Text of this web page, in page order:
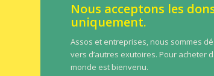
Nous acceptons les
uniquement.
Assos et entreprises, nous sommes
vers d’autres exutoires. Pour acheter
monde est bienvenu.